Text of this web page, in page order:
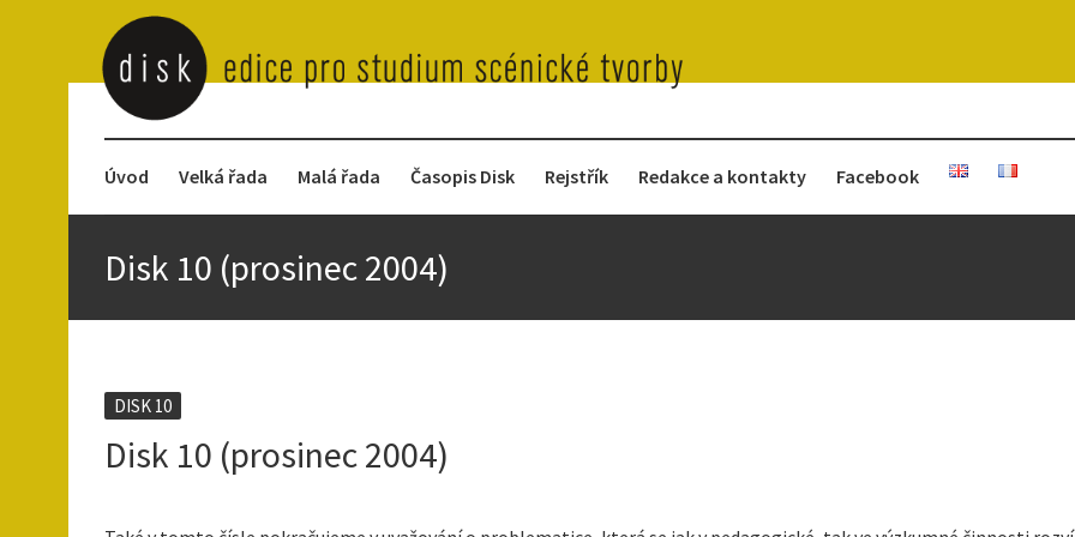
Úvod Velká řada Malá řada Časopis Disk Rejstřík Redakce a kontakty Facebook
Disk 10 (prosinec 2004)
DISK 10
Disk 10 (prosinec 2004)